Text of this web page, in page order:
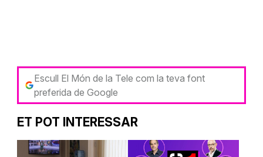
Escull El Món de la Tele com la teva font
preferida de Google
ET POT INTERESSAR